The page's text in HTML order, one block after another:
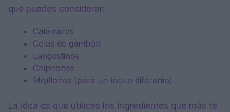
que puedes considerar:
Calamares
Colas de gambón
Langostinos
Chipirones
Mejillones (para un toque diferente)
La idea es que utilices los ingredientes que más te